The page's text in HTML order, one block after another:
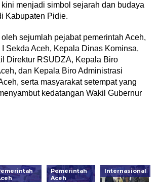
menjadi simbol sejarah dan budaya
Kabupaten Pidie.
sejumlah pejabat pemerintah Aceh,
Sekda Aceh, Kepala Dinas Kominsa,
Direktur RSUDZA, Kepala Biro
dan Kepala Biro Administrasi
serta masyarakat setempat yang
kedatangan Wakil Gubernur
Pemerintah
Aceh
Internasional